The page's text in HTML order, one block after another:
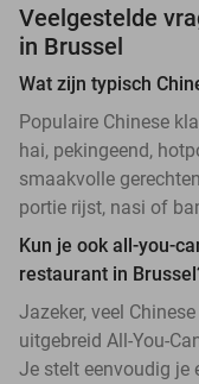
Veelgestelde
in Brussel
Wat zijn typisch
Populaire Chinese
hai, pekingeend,
smaakvolle
portie rijst, nasi of
Kun je ook all-you-
restaurant in
Jazeker, veel
uitgebreid All-You-
Je stelt eenvoudig